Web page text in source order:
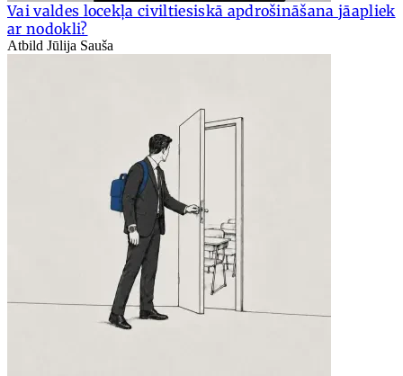
Vai valdes locekļa civiltiesiskā apdrošināšana jāapliek
ar nodokli?
Atbild Jūlija Sauša